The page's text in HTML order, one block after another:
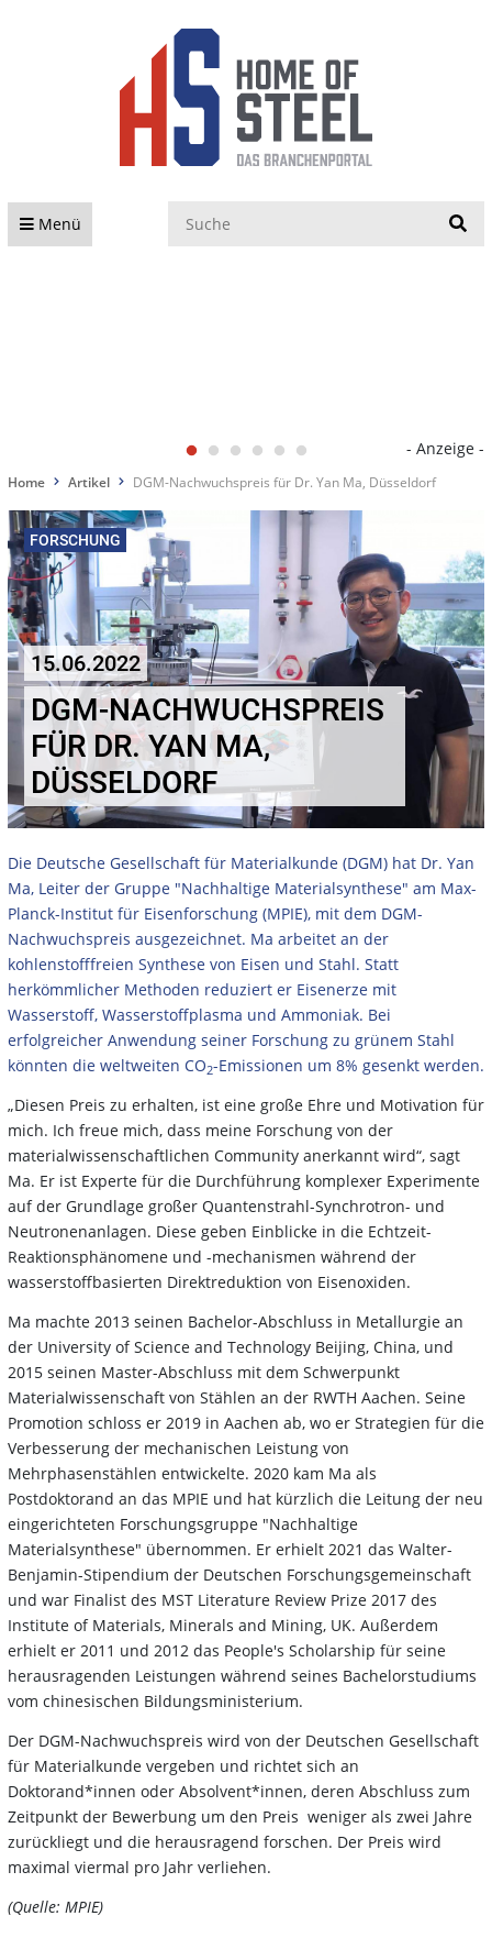
Menü
- Anzeige -
Home Artikel DGM-Nachwuchspreis für Dr. Yan Ma, Düsseldorf
FORSCHUNG
15.06.2022
DGM-NACHWUCHSPREIS
FÜR DR. YAN MA,
DÜSSELDORF
Die Deutsche Gesellschaft für Materialkunde (DGM) hat Dr. Yan
Ma, Leiter der Gruppe "Nachhaltige Materialsynthese" am Max-
Planck-Institut für Eisenforschung (MPIE), mit dem DGM-
Nachwuchspreis ausgezeichnet. Ma arbeitet an der
kohlenstofffreien Synthese von Eisen und Stahl. Statt
herkömmlicher Methoden reduziert er Eisenerze mit
Wasserstoff, Wasserstoffplasma und Ammoniak. Bei
erfolgreicher Anwendung seiner Forschung zu grünem Stahl
könnten die weltweiten CO2-Emissionen um 8% gesenkt werden.
„Diesen Preis zu erhalten, ist eine große Ehre und Motivation für
mich. Ich freue mich, dass meine Forschung von der
materialwissenschaftlichen Community anerkannt wird“, sagt
Ma. Er ist Experte für die Durchführung komplexer Experimente
auf der Grundlage großer Quantenstrahl-Synchrotron- und
Neutronenanlagen. Diese geben Einblicke in die Echtzeit-
Reaktionsphänomene und -mechanismen während der
wasserstoffbasierten Direktreduktion von Eisenoxiden.
Ma machte 2013 seinen Bachelor-Abschluss in Metallurgie an
der University of Science and Technology Beijing, China, und
2015 seinen Master-Abschluss mit dem Schwerpunkt
Materialwissenschaft von Stählen an der RWTH Aachen. Seine
Promotion schloss er 2019 in Aachen ab, wo er Strategien für die
Verbesserung der mechanischen Leistung von
Mehrphasenstählen entwickelte. 2020 kam Ma als
Postdoktorand an das MPIE und hat kürzlich die Leitung der neu
eingerichteten Forschungsgruppe "Nachhaltige
Materialsynthese" übernommen. Er erhielt 2021 das Walter-
Benjamin-Stipendium der Deutschen Forschungsgemeinschaft
und war Finalist des MST Literature Review Prize 2017 des
Institute of Materials, Minerals and Mining, UK. Außerdem
erhielt er 2011 und 2012 das People's Scholarship für seine
herausragenden Leistungen während seines Bachelorstudiums
vom chinesischen Bildungsministerium.
Der DGM-Nachwuchspreis wird von der Deutschen Gesellschaft
für Materialkunde vergeben und richtet sich an
Doktorand*innen oder Absolvent*innen, deren Abschluss zum
Zeitpunkt der Bewerbung um den Preis weniger als zwei Jahre
zurückliegt und die herausragend forschen. Der Preis wird
maximal viermal pro Jahr verliehen.
(Quelle: MPIE)